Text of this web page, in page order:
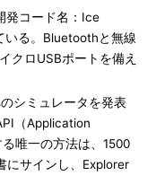
発コード名：Ice
る。Bluetoothと無線
クロUSBポートを備え
シミュレータを発表
（Application
唯一の方法は、1500
にサインし、Explorer